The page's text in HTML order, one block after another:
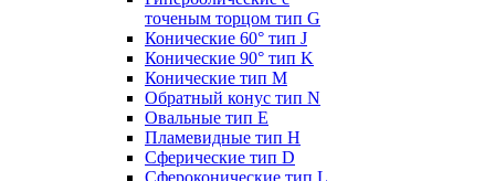
точеным торцом тип G
Конические 60° тип J
Конические 90° тип K
Конические тип M
Обратный конус тип N
Овальные тип E
Пламевидные тип H
Сферические тип D
Сфероконические тип L